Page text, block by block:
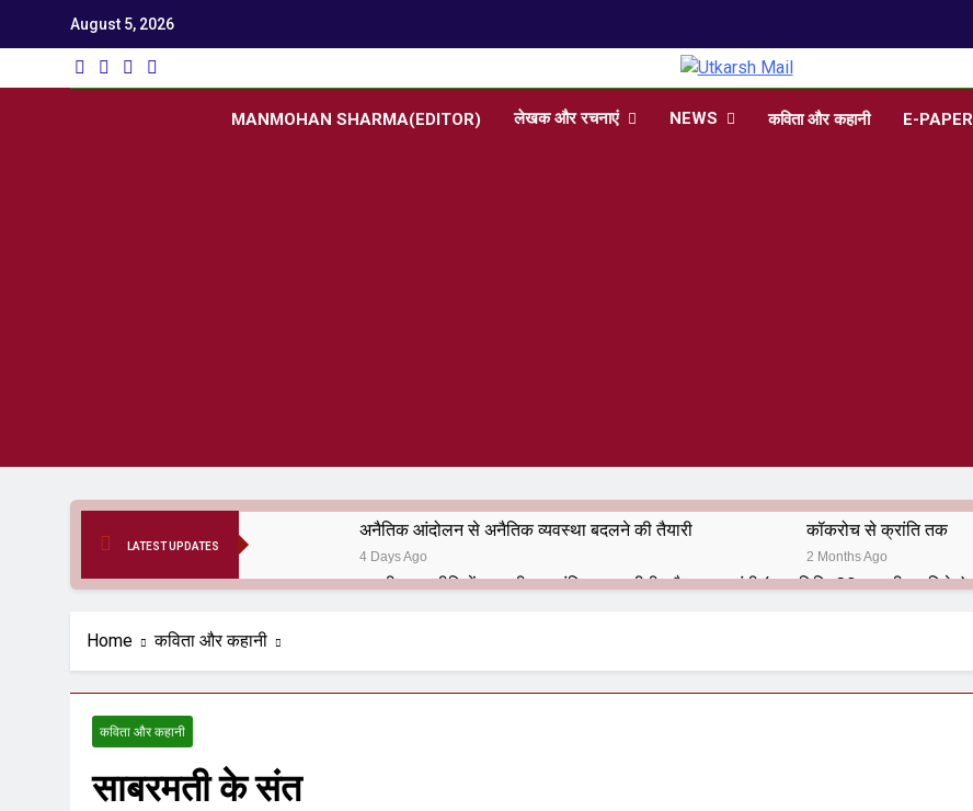
August 5, 2026
Utkarsh Mail
MANMOHAN SHARMA(EDITOR) लेखक और रचनाएं NEWS कविता और कहानी E-PAPER
LATEST UPDATES
अनैतिक आंदोलन से अनैतिक व्यवस्था बदलने की तैयारी
4 Days Ago
कॉकरोच से क्रांति तक
2 Months Ago
भारतीय राजनीति में आज भी प्रासांगिक एव अद्वीतीय है महात्मा गांधी (पुण्य तिथि-30 जनवरी पर विशेष)
हरियाणा सरकार के बाबा बंदा सिंह बहादुर की स्मृति में स्मारक निर्माण की दिशा में बढ़ते कदम
Home कविता और कहानी
कविता और कहानी
साबरमती के संत